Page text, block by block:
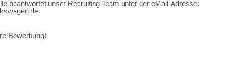
beantwortet unser Recruiting Team unter der eMail-Adresse:
Bewerbung!